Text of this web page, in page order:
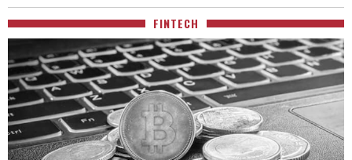
FINTECH